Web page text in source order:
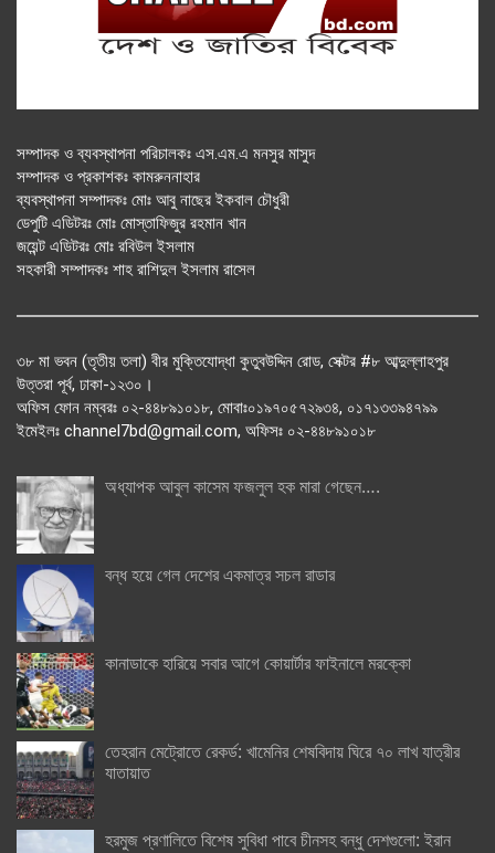
সম্পাদক ও ব্যবস্থাপনা পরিচালকঃ এস.এম.এ মনসুর মাসুদ
সম্পাদক ও প্রকাশকঃ কামরুননাহার
ব্যবস্থাপনা সম্পাদকঃ মোঃ আবু নাছের ইকবাল চৌধুরী
ডেপুটি এডিটরঃ মোঃ মোস্তাফিজুর রহমান খান
জয়েন্ট এডিটরঃ মোঃ রবিউল ইসলাম
সহকারী সম্পাদকঃ শাহ রাশিদুল ইসলাম রাসেল
৩৮ মা ভবন (তৃতীয় তলা) বীর মুক্তিযোদ্ধা কুতুবউদ্দিন রোড, সেক্টর #৮ আব্দুল্লাহপুর
উত্তরা পূর্ব, ঢাকা-১২৩০।
অফিস ফোন নম্বরঃ ০২-৪৪৮৯১০১৮, মোবাঃ০১৯৭০৫৭২৯৩৪, ০১৭১৩৩৯৪৭৯৯
ইমেইলঃ channel7bd@gmail.com, অফিসঃ ০২-৪৪৮৯১০১৮
অধ্যাপক আবুল কাসেম ফজলুল হক মারা গেছেন….
বন্ধ হয়ে গেল দেশের একমাত্র সচল রাডার
কানাডাকে হারিয়ে সবার আগে কোয়ার্টার ফাইনালে মরক্কো
তেহরান মেট্রোতে রেকর্ড: খামেনির শেষবিদায় ঘিরে ৭০ লাখ যাত্রীর
যাতায়াত
হরমুজ প্রণালিতে বিশেষ সুবিধা পাবে চীনসহ বন্ধু দেশগুলো: ইরান